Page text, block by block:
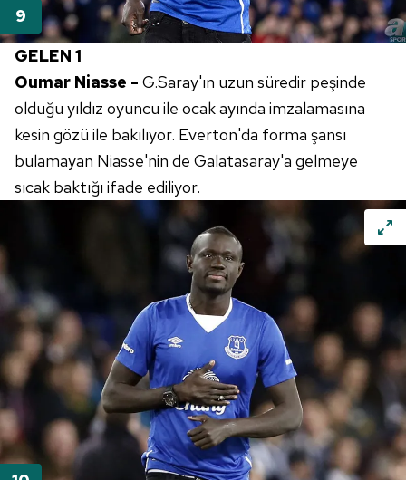
GELEN 1
Oumar Niasse - G.Saray'ın uzun süredir peşinde
olduğu yıldız oyuncu ile ocak ayında imzalamasına
kesin gözü ile bakılıyor. Everton'da forma şansı
bulamayan Niasse'nin de Galatasaray'a gelmeye
sıcak baktığı ifade ediliyor.